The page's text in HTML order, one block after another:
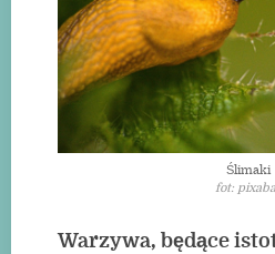
Ślimaki
fot:
Warzywa, będące